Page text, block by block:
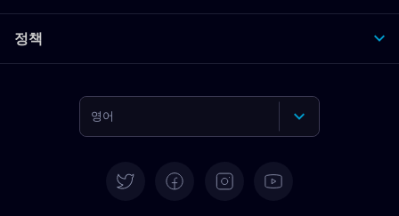
정책
영어